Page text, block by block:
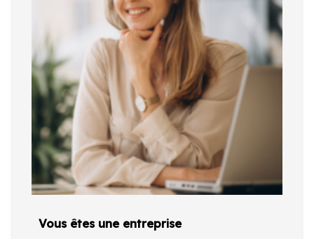
Vous êtes une entreprise